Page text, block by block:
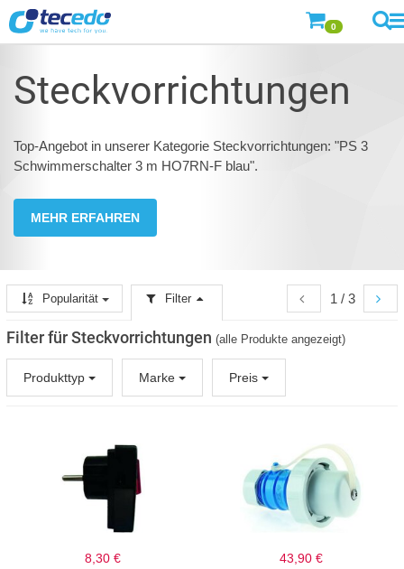
0
Steckvorrichtungen
Top-Angebot in unserer Kategorie Steckvorrichtungen: "PS 3
Schwimmerschalter 3 m HO7RN-F blau".
MEHR ERFAHREN
1 / 3
Popularität Filter
Filter für Steckvorrichtungen (alle Produkte angezeigt)
Produkttyp Marke Preis
8,30 € 43,90 €